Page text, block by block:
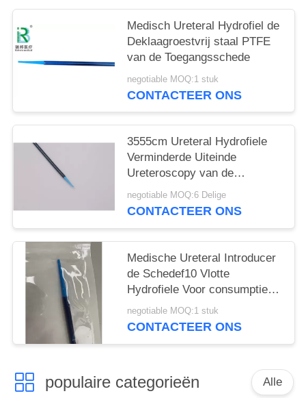
Medisch Ureteral Hydrofiel de
Deklaagroestvrij staal PTFE
van de Toegangsschede
negotiable MOQ:1 stuk
CONTACTEER ONS
3555cm Ureteral Hydrofiele
Verminderde Uiteinde
Ureteroscopy van de
Toegangsschede
negotiable MOQ:6 Delige
CONTACTEER ONS
Medische Ureteral Introducer
de Schedef10 Vlotte
Hydrofiele Voor consumptie
geschikt van Lithotripsy
negotiable MOQ:1 stuk
CONTACTEER ONS
populaire categorieën Alle